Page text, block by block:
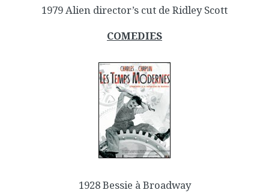
1979 Alien director’s cut de Ridley Scott
COMEDIES
1928 Bessie à Broadway